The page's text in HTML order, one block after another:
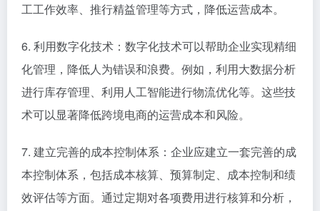
工工作效率、推行精益管理等方式，降低运营成本。
6. 利用数字化技术：数字化技术可以帮助企业实现精细
化管理，降低人为错误和浪费。例如，利用大数据分析
进行库存管理、利用人工智能进行物流优化等。这些技
术可以显著降低跨境电商的运营成本和风险。
7. 建立完善的成本控制体系：企业应建立一套完善的成
本控制体系，包括成本核算、预算制定、成本控制和绩
效评估等方面。通过定期对各项费用进行核算和分析，